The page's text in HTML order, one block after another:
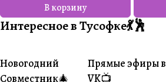
В корзину
Интересное в Тусофке💃🕺
#Совместники
Новогодний
Совместник🎄
#Житуха
Прямые эфиры в
VK📺